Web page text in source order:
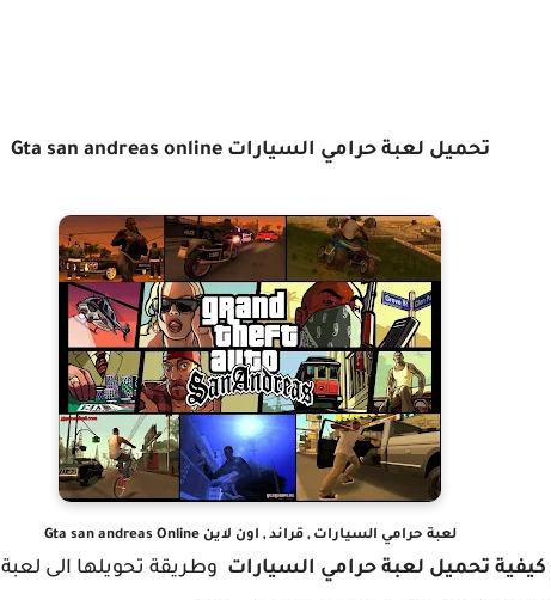
تحميل لعبة حرامي السيارات Gta san andreas online
لعبة حرامي السيارات , قراند , اون لاين Gta san andreas Online
كيفية تحميل لعبة حرامي السيارات وطريقة تحويلها الى لعبة